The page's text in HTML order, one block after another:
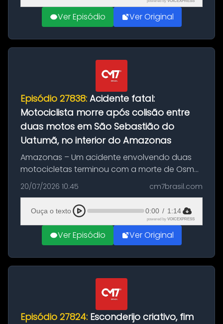
Ver Episódio Ver Original
Episódio 27838: Acidente fatal:
Motociclista morre após colisão entre
duas motos em São Sebastião do
Uatumã, no interior do Amazonas
Amazonas – Um acidente envolvendo duas
motocicletas terminou com a morte de Osmar
Figueiredo de Souza, de 38 anos, no município
de São Sebastião do Uatumã, no interior do
Amazonas. A colisão ocorreu n...
20/07/2026 10:45 cm7brasil.com
Ouça o texto 0:00 / 1:14
powered by VOICEXPRESS
Ver Episódio Ver Original
Episódio 27824: Esconderijo criativo, fim